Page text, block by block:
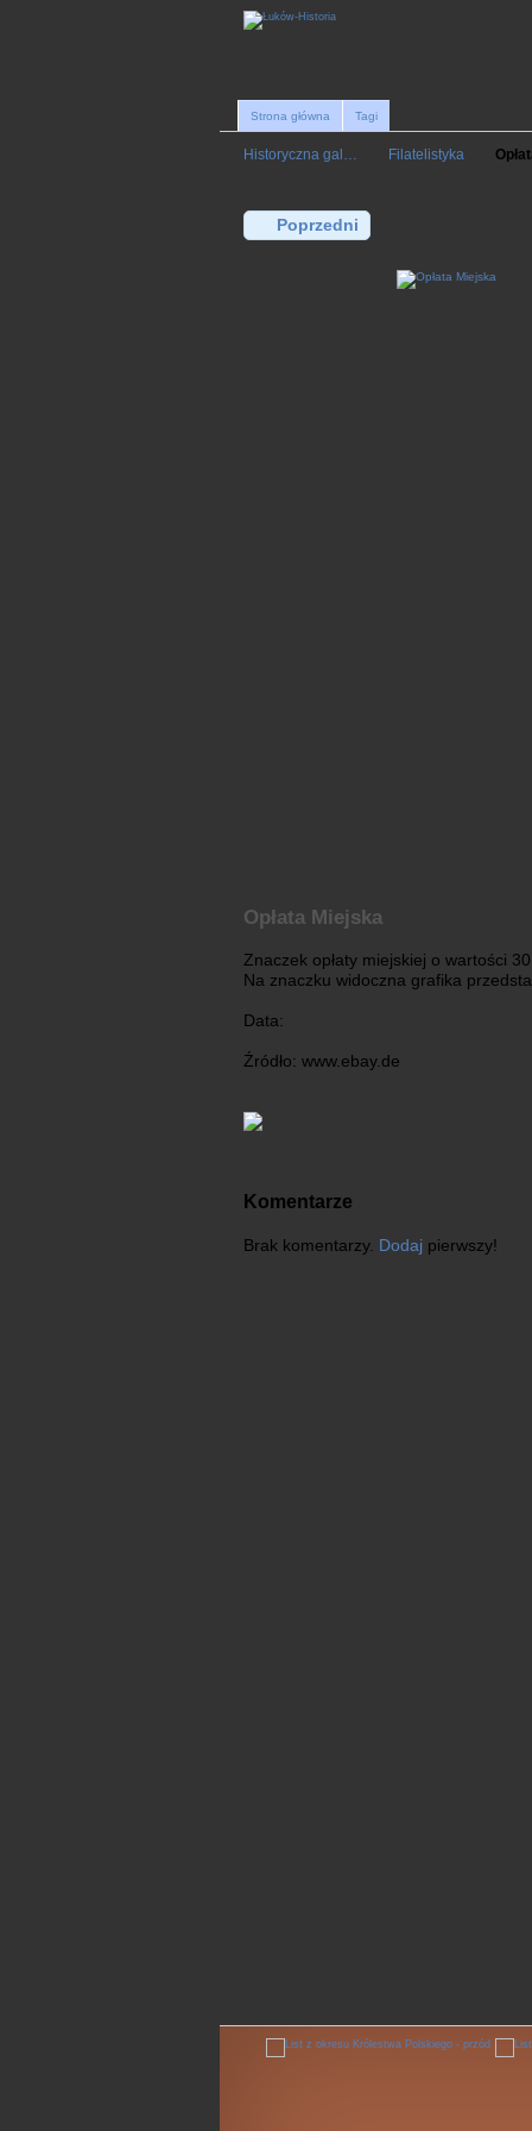
Strona główna Tagi
Historyczna gal… Filatelistyka
Poprzedni
Opłata Miejska
Znaczek opłaty miejskiej o wartości 30
Na znaczku widoczna grafika
Data:
Źródło: www.ebay.de
Komentarze
Brak komentarzy. Dodaj pierwszy!